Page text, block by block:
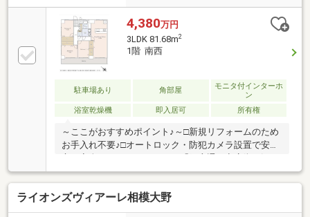
4,380万円
3LDK 81.68m2
1階 南西
駐車場あり 角部屋
モニタ付インターホ
ン
浴室乾燥機
即入居可 所有権
～ここがおすすめポイント♪～□新規リフォームのため
お手入れ不要♪□オートロック・防犯カメラ設置で安
の好立地♪□駐車場専用使用権1台分あります♪□ペット
可物件♪（室内で飼育する犬又は猫1頭まで）【創業42
周年の実績】この地域に特化して42年間の実績がある
からこその、物件情報があります。スタッフ40名でお
ライオンズヴィアーレ相模大野